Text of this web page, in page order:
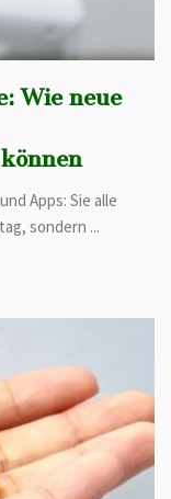
Wie neue
Apps: Sie alle
sondern ...